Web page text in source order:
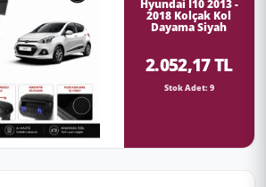
Hyundai İ10 2013 -
2018 Kolçak Kol
Dayama Siyah
2.052,17 TL
Stok Adet: 9